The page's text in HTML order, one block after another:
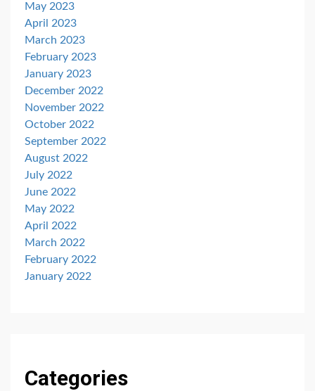
May 2023
April 2023
March 2023
February 2023
January 2023
December 2022
November 2022
October 2022
September 2022
August 2022
July 2022
June 2022
May 2022
April 2022
March 2022
February 2022
January 2022
Categories